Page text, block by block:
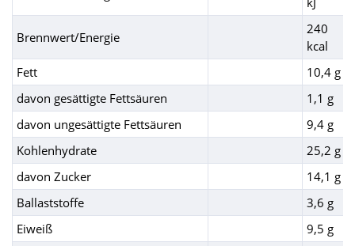
Brennwert/Energie
240
kcal
Fett
10,4 g
davon gesättigte Fettsäuren
1,1 g
davon ungesättigte Fettsäuren
9,4 g
Kohlenhydrate
25,2 g
davon Zucker
14,1 g
Ballaststoffe
3,6 g
Eiweiß
9,5 g